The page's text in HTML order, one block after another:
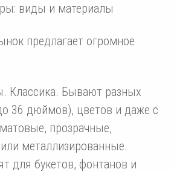
виды и материалы
предлагает огромное
Классика. Бывают разных
36 дюймов), цветов и даже с
прозрачные,
металлизированные.
для букетов, фонтанов и